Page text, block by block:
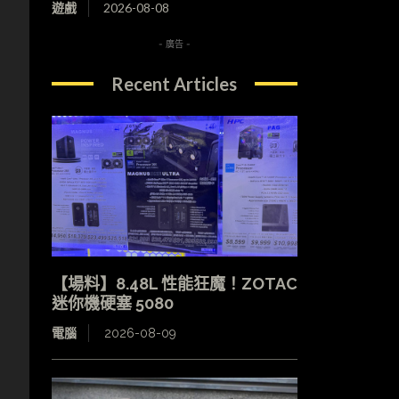
遊戲 2026-08-08
- 廣告 -
Recent Articles
【場料】8.48L 性能狂魔！ZOTAC
迷你機硬塞 5080
電腦 2026-08-09